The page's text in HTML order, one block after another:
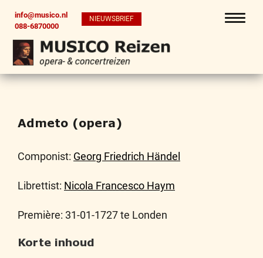
info@musico.nl
088-6870000
NIEUWSBRIEF
Admeto (opera)
Componist: Georg Friedrich Händel
Librettist: Nicola Francesco Haym
Première: 31-01-1727 te Londen
Korte inhoud